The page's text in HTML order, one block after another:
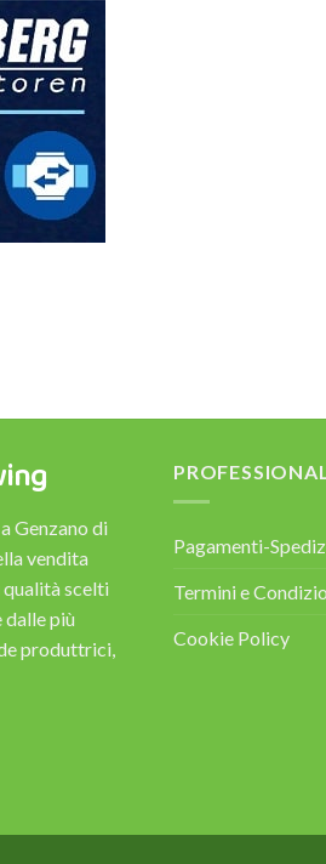
Genzano di
vendita
scelti
dalle più
produttrici,
Pagamenti-
Termini e
Cookie Policy